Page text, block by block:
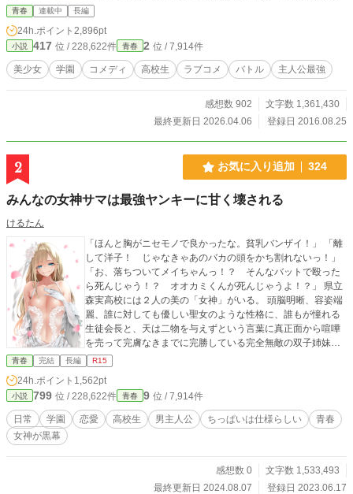
日、特Ａ（特に目立つ）の美少女を助けたことから変化を始
める。少年は地味で平穏な生活を守っていけるのか……？
青春 連載中 長編
24h.ポイント 2,896pt
小説 417 位 / 228,622件 青春 2 位 / 7,914件
美少女 学園 コメディ 高校生 ラブコメ バトル 主人公最強
感想数 902
文字数 1,361,430
最終更新日 2026.04.06
登録日 2016.08.25
2 お気に入り追加 324
みんなの女神サマは最強ヤンキーに甘く壊される
けるたん
「ほんと胸がニセモノで良かったな。貧乳バンザイ！」 「離
して洋子！ じゃなきゃあのバカの頭をかち割れないっ！」
「お、落ちついてメイちゃんっ！？ そんなバットで殴った
ら死んじゃう！？ オオカミくんが死んじゃうよ！？」 県立
森実高校には２人の美の「女神」がいる。 頭脳明晰、容姿端
麗、誰に対しても優しい聖女のような性格に、誰もが憧れる
生徒会長と、天は二物を与えずという言葉に真正面から喧嘩
を売って完膚なきまでに完勝している完全無敵の双子姉妹。
その名も『古羊姉妹』 本来であれば彼女の視界にすら入らな
いはずの少年Ｂである大神士狼のようなロマンティックゲス
野郎とは、縁もゆかりもない女の子のはずだった。 ――士狼
が彼女たちを不審者から助ける、その日までは。 そして『そ
の日』は突然やってきた。 ある日、夜遊びで帰りが遅くなっ
た士狼が急いで家へ帰ろうとすると、古羊姉妹がナイフを持
ことに成功したが、姉君であり『古羊芽衣』は不審者に胸元
をザックリ斬りつけられてしまう。 何とか不審者を撃退し、
青春 完結 長編 R15
24h.ポイント 1,562pt
小説 799 位 / 228,622件 青春 9 位 / 7,914件
日常 学園 恋愛 高校生 男主人公 ちっぱいは仕様らしい
青春
女神が黒幕
感想数 0
文字数 1,533,493
最終更新日 2024.08.07
登録日 2023.06.17